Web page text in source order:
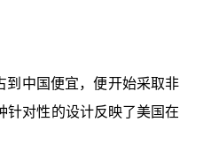
到中国便宜，便开始采取非
针对性的设计反映了美国在